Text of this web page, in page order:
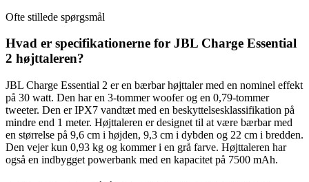
Ofte stillede spørgsmål
Hvad er specifikationerne for JBL Charge Essential
2 højttaleren?
JBL Charge Essential 2 er en bærbar højttaler med en nominel effekt
på 30 watt. Den har en 3-tommer woofer og en 0,79-tommer
tweeter. Den er IPX7 vandtæt med en beskyttelsesklassifikation på
mindre end 1 meter. Højttaleren er designet til at være bærbar med
en størrelse på 9,6 cm i højden, 9,3 cm i dybden og 22 cm i bredden.
Den vejer kun 0,93 kg og kommer i en grå farve. Højttaleren har
også en indbygget powerbank med en kapacitet på 7500 mAh.